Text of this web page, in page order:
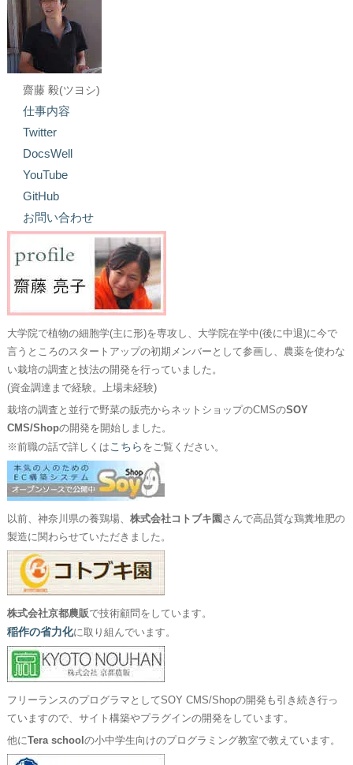
齋藤 毅(ツヨシ)
仕事内容
Twitter
DocsWell
YouTube
GitHub
お問い合わせ
大学院で植物の細胞学(主に形)を専攻し、大学院在学中(後に中退)に今で
言うところのスタートアップの初期メンバーとして参画し、農薬を使わな
い栽培の調査と技法の開発を行っていました。
(資金調達まで経験。上場未経験)
栽培の調査と並行で野菜の販売からネットショップのCMSのSOY
CMS/Shopの開発を開始しました。
※前職の話で詳しくは こちら をご覧ください。
以前、神奈川県の養鶏場、 株式会社コトブキ園 さんで高品質な鶏糞堆肥の
製造に関わらせていただきました。
株式会社京都農販で技術顧問をしています。
稲作の省力化に取り組んでいます。
フリーランスのプログラマとしてSOY CMS/Shopの開発も引き続き行っ
ていますので、サイト構築やプラグインの開発をしています。
他にTera school の小中学生向けのプログラミング教室で教えています。